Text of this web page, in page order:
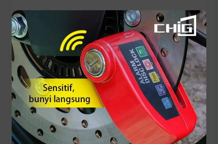
⚠️ Pastikan Anda membawa dokumen KTP dan
STNK yang ASLI serta pastikan data identitas
pada keduanya sudah sinkron agar proses
administrasi di loket SAMSAT berjalan lancar.
Panduan Pajak 5 Tahunan
(Ganti Plat) di Sumatera Barat
Setiap lima tahun, pemilik kendaraan wajib